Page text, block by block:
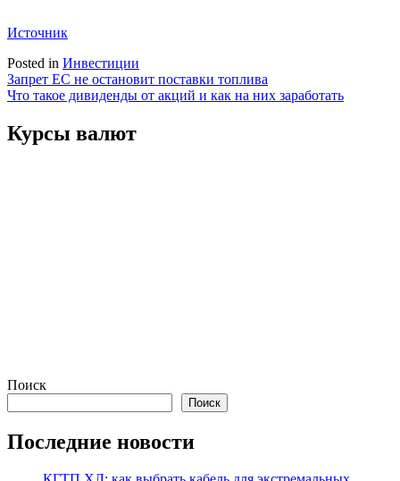
Источник
Posted in Инвестиции
Навигация
по
записям
Запрет ЕС не остановит поставки топлива
Что такое дивиденды от акций и как на них заработать
Курсы валют
Поиск
Поиск
Последние новости